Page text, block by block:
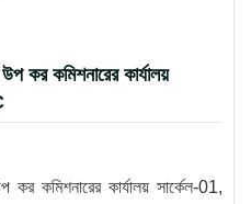
কর কমিশনারের কার্যালয়
কর কমিশনারের কার্যালয় সার্কেল-01,